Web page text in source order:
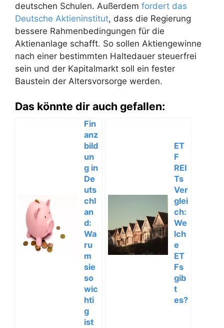
deutschen Schulen. Außerdem fordert das
Deutsche Aktieninstitut, dass die Regierung
bessere Rahmenbedingungen für die
Aktienanlage schafft. So sollen Aktiengewinne
nach einer bestimmten Haltedauer steuerfrei
sein und der Kapitalmarkt soll ein fester
Baustein der Altersvorsorge werden.
Das könnte dir auch gefallen:
Fin
anz
bild
un
g in
De
uts
chl
an
d:
Wa
ru
m
sie
so
wic
hti
g
ist
ET
F
REI
Ts
Ver
glei
ch:
We
lch
e
ET
Fs
gib
t
es?